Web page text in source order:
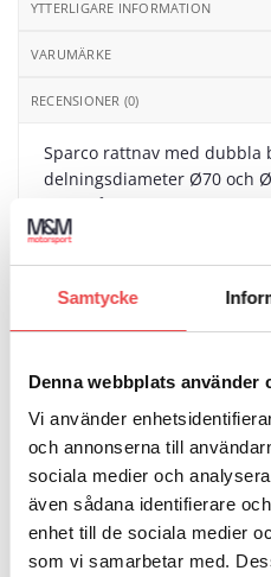
Samtycke
Denna webbplats använder
Vi använder
och annonserna till
sociala medier och
även sådana identifierare
enhet till de sociala medier
som vi samarbetar med.
YTTERLIGARE INFORMATION
VARUMÄRKE
RECENSIONER (0)
Sparco rattnav med dubbla
delningsdiameter Ø70 och
skruvhål. Kollapsande
ingår.
Fiat Panda Typ 141 (1984-